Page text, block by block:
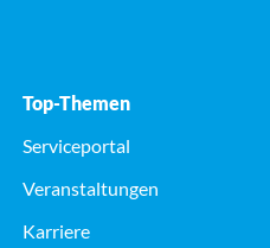
Top-Themen
Serviceportal
Veranstaltungen
Karriere